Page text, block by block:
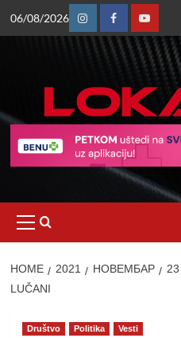
06/08/2026
InstagramFacebookYoutube
Menu
HOME 2021 НОВЕМБАР 23
LUČANI
Društvo Politika Vesti